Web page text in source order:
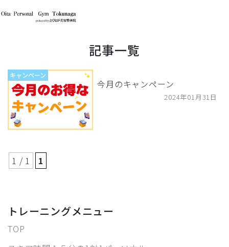
記事一覧
キャンペーン
今月のキャンペーン
2024年01月31日
1 / 1 1
トレーニングメニュー
TOP